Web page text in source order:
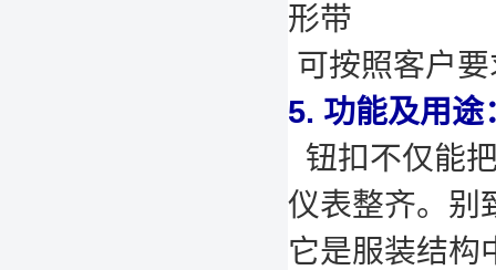
形带
可按照客户
5. 功能及用途
钮扣不仅能
仪表整齐。别
它是服装结构